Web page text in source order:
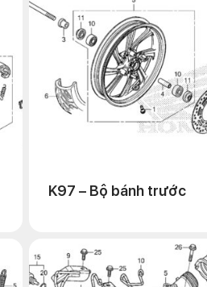
K97 – Bộ bánh trước